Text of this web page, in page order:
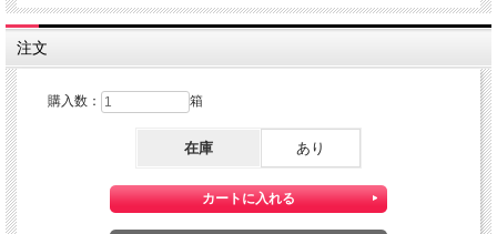
注文
購入数： 箱
在庫 あり